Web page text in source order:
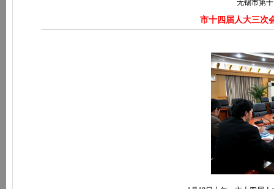
无锡市第
市十四届人大三次